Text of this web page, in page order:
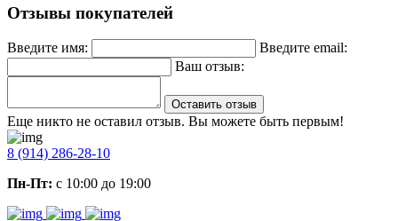
Отзывы покупателей
Введите имя:
Введите email:
Ваш отзыв:
Оставить отзыв
Еще никто не оставил отзыв. Вы можете быть первым!
8 (914) 286-28-10
Пн-Пт: с 10:00 до 19:00